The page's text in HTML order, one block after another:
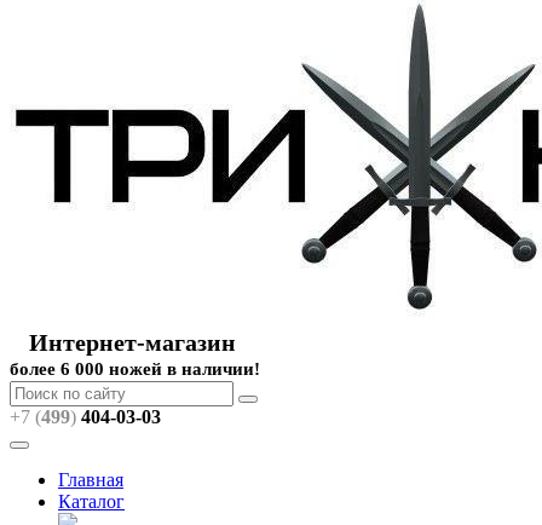
Интернет-магазин
более 6 000 ножей в наличии!
+7 (499) 404-03-03
Главная
Каталог